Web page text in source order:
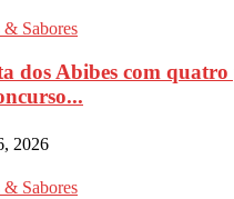
Sabores
dos Abibes com quatro
2026
Sabores